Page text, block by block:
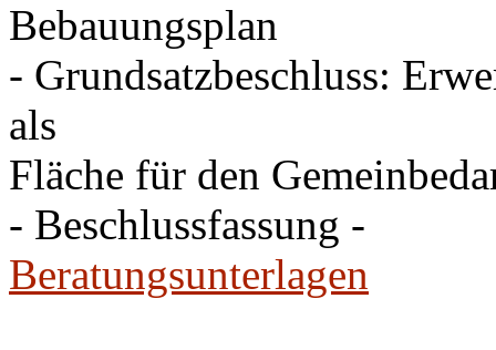
Bebauungsplan
- Grundsatzbeschluss:
als
Fläche für den
- Beschlussfassung -
Beratungsunterlagen